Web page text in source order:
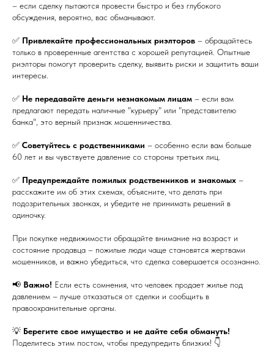
– если сделку пытаются провести быстро и без глубокого
обсуждения, вероятно, вас обманывают.
✅ Привлекайте профессиональных риэлторов – обращайтесь
только в проверенные агентства с хорошей репутацией. Опытные
риэлторы помогут проверить сделку, выявить риски и защитить ваши
интересы.
✅ Не передавайте деньги незнакомым лицам – если вам
предлагают передать наличные "курьеру" или "представителю
банка", это верный признак мошенничества.
✅ Советуйтесь с родственниками – особенно если вам больше
60 лет и вы чувствуете давление со стороны третьих лиц.
✅ Предупреждайте пожилых родственников и знакомых –
расскажите им об этих схемах, объясните, что делать при
подозрительных звонках, и убедите не принимать решений в
одиночку.
При покупке недвижимости обращайте внимание на возраст и
состояние продавца – пожилые люди чаще становятся жертвами
мошенников, и важно убедиться, что сделка совершается осознанно.
📢 Важно! Если есть сомнения, что человек продает жилье под
давлением – лучше отказаться от сделки и сообщить в
правоохранительные органы.
💡 Берегите свое имущество и не дайте себя обмануть!
Поделитесь этим постом, чтобы предупредить близких! 👇